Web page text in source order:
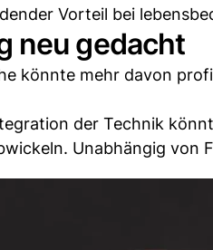
Vorteil bei
neu gedacht
könnte mehr davon
der Technik
Unabhängig von